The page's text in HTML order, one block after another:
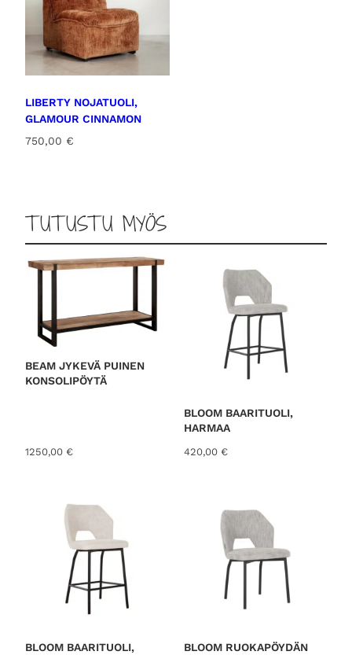
LIBERTY NOJATUOLI,
GLAMOUR CINNAMON
750,00 €
TUTUSTU MYÖS
BEAM JYKEVÄ PUINEN
KONSOLIPÖYTÄ
1250,00 €
BLOOM BAARITUOLI,
HARMAA
420,00 €
BLOOM BAARITUOLI,
BLOOM RUOKAPÖYDÄN